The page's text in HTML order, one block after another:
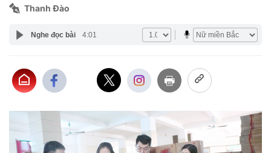
Thanh Đào
Nghe đọc bài 4:01